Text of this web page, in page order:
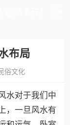
布局
俗文化
水对于我们中
，一旦风水有